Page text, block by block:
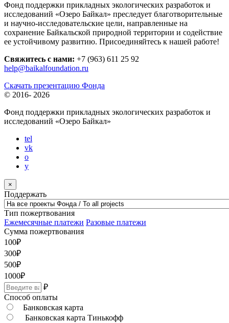
Фонд поддержки прикладных экологических разработок и
исследований «Озеро Байкал» преследует благотворительные
и научно-исследовательские цели, направленные на
сохранение Байкальской природной территории и содействие
ее устойчивому развитию. Присоединяйтесь к нашей работе!
Свяжитесь с нами: +7 (963) 611 25 92
help@baikalfoundation.ru
Скачать презентацию Фонда
© 2016- 2026
Фонд поддержки прикладных экологических разработок и
исследований «Озеро Байкал»
tel
vk
o
y
×
Поддержать
Тип пожертвования
Ежемесячные платежи Разовые платежи
Сумма пожертвования
100₽
300₽
500₽
1000₽
₽
Способ оплаты
Банковская карта
Банковская карта Тинькофф